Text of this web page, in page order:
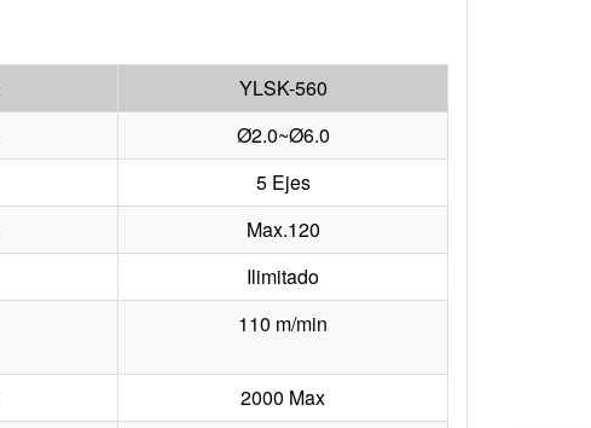
YLSK-560
Ø2.0~Ø6.0
5 Ejes
Max.120
Ilimitado
110 m/min
2000 Max